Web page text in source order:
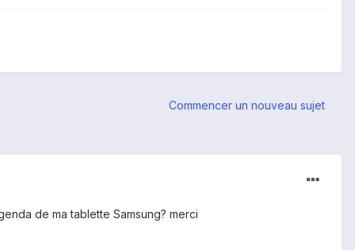
Commencer un nouveau sujet
de ma tablette Samsung? merci